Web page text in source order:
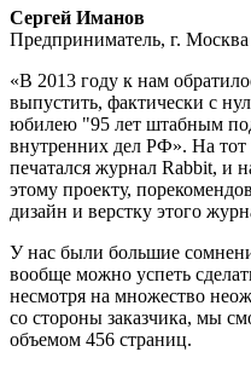
Сергей Иманов
Предприниматель, г. Москва
«В 2013 году к нам
выпустить, фактически с
юбилею "95 лет штабным
внутренних дел РФ». На
печатался журнал Rabbit, и
этому проекту,
дизайн и верстку этого
У нас были большие
вообще можно успеть
несмотря на множество
со стороны заказчика, мы
объемом 456 страниц.